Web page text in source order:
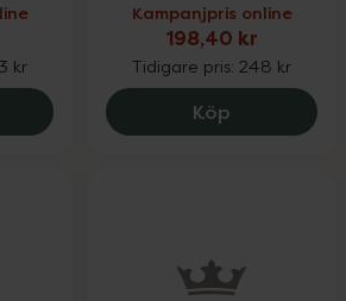
kr
You Premium Omega-3, 226.4
Kampanjpris online
198,40 kr
Tidigare pris: 248 kr
Köp Holistic